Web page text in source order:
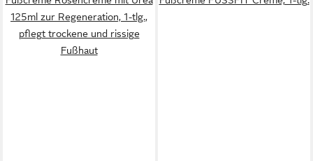
125ml zur Regeneration, 1-tlg.,
pflegt trockene und rissige
Fußhaut